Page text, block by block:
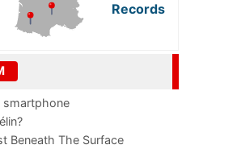
Records
smartphone
Beneath The Surface